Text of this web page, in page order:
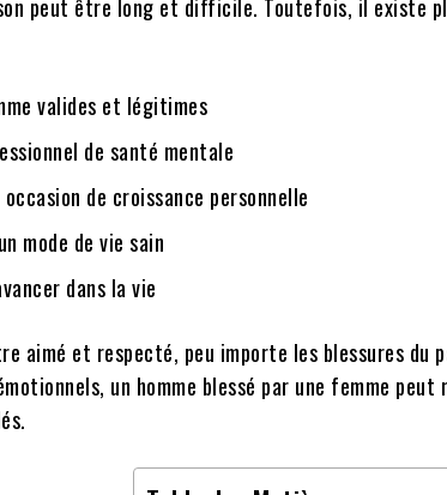
peut être long et difficile. Toutefois, il existe
valides et légitimes
de santé mentale
de croissance personnelle
mode de vie sain
dans la vie
aimé et respecté, peu importe les blessures du
un homme blessé par une femme peut